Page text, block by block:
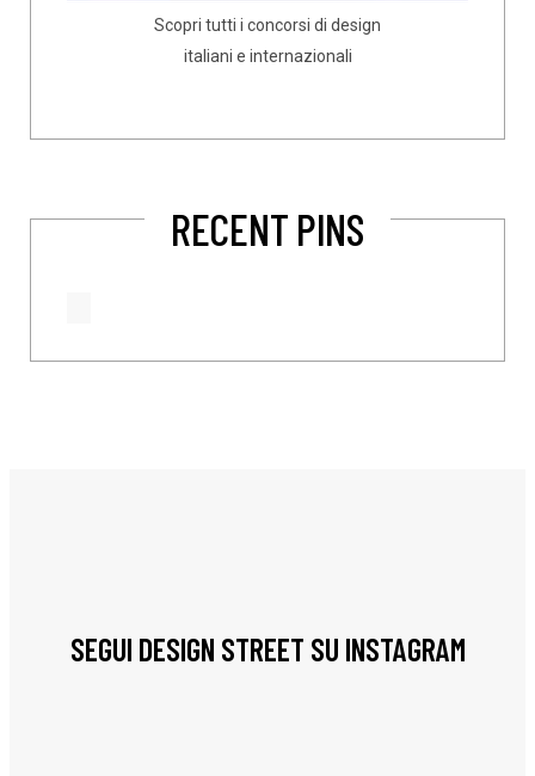
Scopri tutti i concorsi di design
italiani e internazionali
RECENT PINS
SEGUI DESIGN STREET SU INSTAGRAM